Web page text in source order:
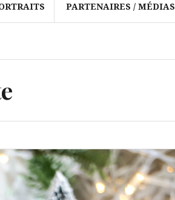
PARTENAIRES / MÉDIAS